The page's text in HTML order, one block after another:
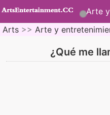
Arte
Arts >> Arte y
¿Qué me